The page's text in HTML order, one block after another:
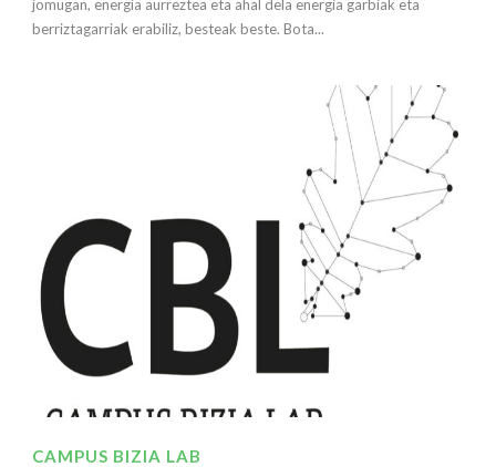
jomugan, energia aurreztea eta ahal dela energia garbiak eta
berriztagarriak erabiliz, besteak beste. Bota...
CAMPUS BIZIA LAB